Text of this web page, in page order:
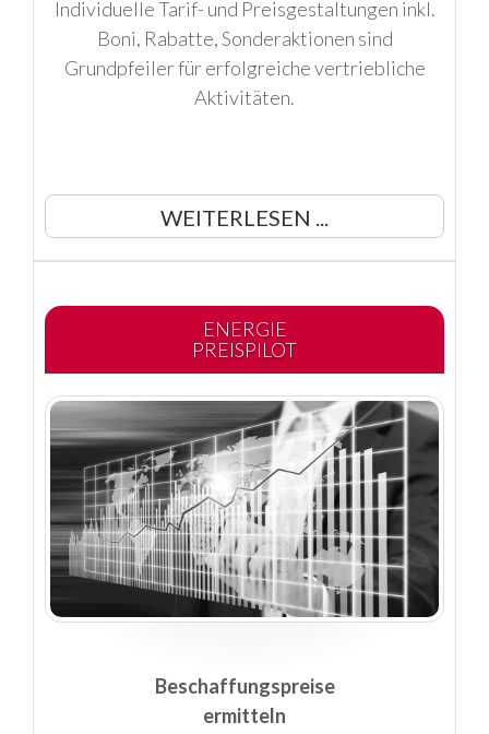
Individuelle Tarif- und Preisgestaltungen inkl.
Boni, Rabatte, Sonderaktionen sind
Grundpfeiler für erfolgreiche vertriebliche
Aktivitäten.
WEITERLESEN ...
ENERGIE
PREISPILOT
Beschaffungspreise
ermitteln